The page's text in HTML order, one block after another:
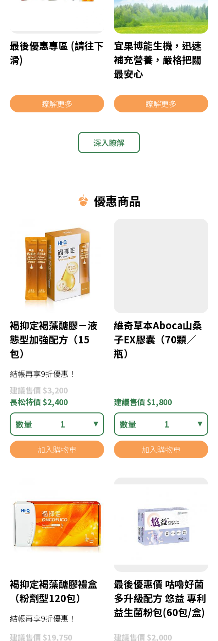
最後優惠專區 (請往下
滑)
瞭解更多
宜果博能生機，迅速
補充營養，嚴格把關
最安心
瞭解更多
深入瞭解
優惠商品
褐抑定褐藻醣膠－液
態型加強配方（15
包）
結帳再享9折優惠！
建議售價 $3,200
長松特價 $2,400
數量 1
加入購物車
維奇草本Aboca山桑
子EX膠囊（70顆／
瓶）
建議售價 $1,800
數量 1
加入購物車
褐抑定褐藻醣膠禮盒
（粉劑型120包）
結帳再享9折優惠！
建議售價 $19,750
最後優惠價 咕嚕好菌
多升級配方 悠益 專利
益生菌粉包(60包/盒)
建議售價 $2,000